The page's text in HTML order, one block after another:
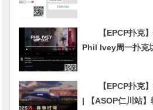
WPT韩国站主赛资
【EPCP扑克
Phil Ivey周一扑克
签约新平台后首秀
【EPCP扑克
| 【ASOP仁川站】